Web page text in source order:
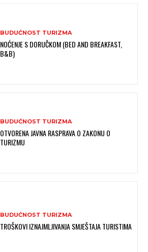
BUDUĆNOST TURIZMA
NOĆENJE S DORUČKOM (BED AND BREAKFAST,
B&B)
BUDUĆNOST TURIZMA
OTVORENA JAVNA RASPRAVA O ZAKONU O
TURIZMU
BUDUĆNOST TURIZMA
TROŠKOVI IZNAJMLJIVANJA SMJEŠTAJA TURISTIMA